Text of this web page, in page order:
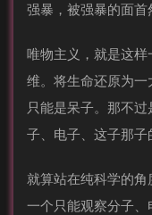
强暴，被强暴的面首
唯物主义，就是这
维。将生命还原为一
只能是呆子。那不
子、电子、这子那子
就算站在纯科学的角
一个只能观察分子